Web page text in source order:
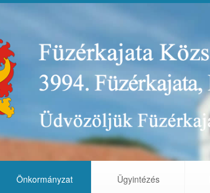
Önkormányzat Ügyintézés